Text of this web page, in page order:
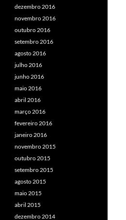
dezembro 2016
novembro 2016
outubro 2016
setembro 2016
agosto 2016
julho 2016
junho 2016
maio 2016
abril 2016
março 2016
fevereiro 2016
janeiro 2016
novembro 2015
outubro 2015
setembro 2015
agosto 2015
maio 2015
abril 2015
dezembro 2014